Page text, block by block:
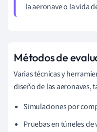
la aeronave o la vida
Métodos de
Varias técnicas y
diseño de las aeronaves,
Simulaciones por
Pruebas en túneles de